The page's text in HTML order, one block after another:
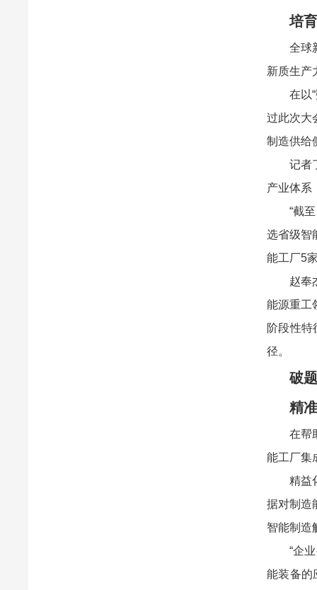
培
全球
新质生产
在以
过此次大
制造供给
记者
产业体系
“截
选省级智
能工厂5
赵奉
能源重工
阶段性
径。
破
精
在帮
能工厂集
精益
据对制造
智能制造
“企
能装备的